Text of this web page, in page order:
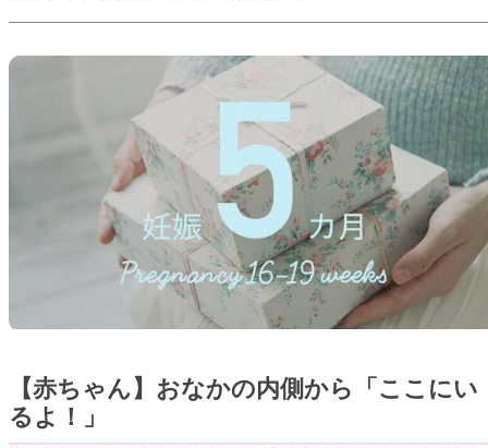
【赤ちゃん】おなかの内側から「ここにい
るよ！」